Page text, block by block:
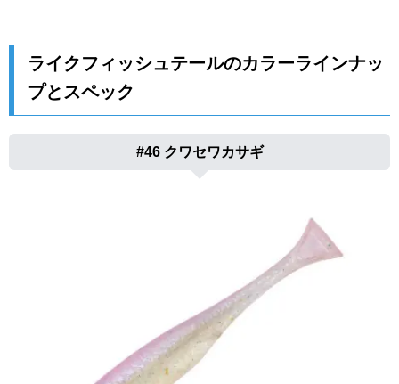
ライクフィッシュテールのカラーラインナッ
プとスペック
#46 クワセワカサギ